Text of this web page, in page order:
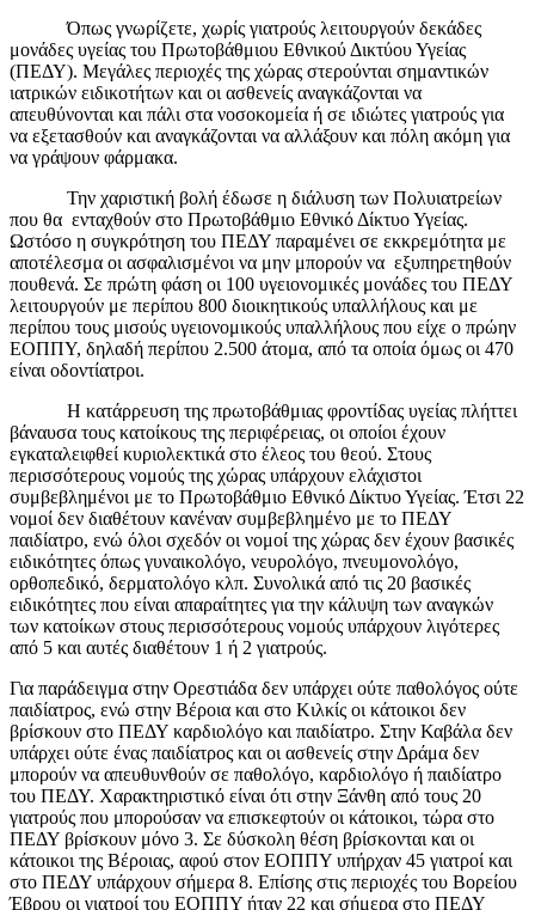
Όπως γνωρίζετε, χωρίς γιατρούς λειτουργούν δεκάδες
μονάδες υγείας του Πρωτοβάθμιου Εθνικού Δικτύου Υγείας
(ΠΕΔΥ). Μεγάλες περιοχές της χώρας στερούνται σημαντικών
ιατρικών ειδικοτήτων και οι ασθενείς αναγκάζονται να
απευθύνονται και πάλι στα νοσοκομεία ή σε ιδιώτες γιατρούς για
να εξετασθούν και αναγκάζονται να αλλάξουν και πόλη ακόμη για
να γράψουν φάρμακα.
Την χαριστική βολή έδωσε η διάλυση των Πολυιατρείων
που θα ενταχθούν στο Πρωτοβάθμιο Εθνικό Δίκτυο Υγείας.
Ωστόσο η συγκρότηση του ΠΕΔΥ παραμένει σε εκκρεμότητα με
αποτέλεσμα οι ασφαλισμένοι να μην μπορούν να εξυπηρετηθούν
πουθενά. Σε πρώτη φάση οι 100 υγειονομικές μονάδες του ΠΕΔΥ
λειτουργούν με περίπου 800 διοικητικούς υπαλλήλους και με
περίπου τους μισούς υγειονομικούς υπαλλήλους που είχε ο πρώην
ΕΟΠΠΥ, δηλαδή περίπου 2.500 άτομα, από τα οποία όμως οι 470
είναι οδοντίατροι.
Η κατάρρευση της πρωτοβάθμιας φροντίδας υγείας πλήττει
βάναυσα τους κατοίκους της περιφέρειας, οι οποίοι έχουν
εγκαταλειφθεί κυριολεκτικά στο έλεος του θεού. Στους
περισσότερους νομούς της χώρας υπάρχουν ελάχιστοι
συμβεβλημένοι με το Πρωτοβάθμιο Εθνικό Δίκτυο Υγείας. Έτσι 22
νομοί δεν διαθέτουν κανέναν συμβεβλημένο με το ΠΕΔΥ
παιδίατρο, ενώ όλοι σχεδόν οι νομοί της χώρας δεν έχουν βασικές
ειδικότητες όπως γυναικολόγο, νευρολόγο, πνευμονολόγο,
ορθοπεδικό, δερματολόγο κλπ. Συνολικά από τις 20 βασικές
ειδικότητες που είναι απαραίτητες για την κάλυψη των αναγκών
των κατοίκων στους περισσότερους νομούς υπάρχουν λιγότερες
από 5 και αυτές διαθέτουν 1 ή 2 γιατρούς.
Για παράδειγμα στην Ορεστιάδα δεν υπάρχει ούτε παθολόγος ούτε
παιδίατρος, ενώ στην Βέροια και στο Κιλκίς οι κάτοικοι δεν
βρίσκουν στο ΠΕΔΥ καρδιολόγο και παιδίατρο. Στην Καβάλα δεν
υπάρχει ούτε ένας παιδίατρος και οι ασθενείς στην Δράμα δεν
μπορούν να απευθυνθούν σε παθολόγο, καρδιολόγο ή παιδίατρο
του ΠΕΔΥ. Χαρακτηριστικό είναι ότι στην Ξάνθη από τους 20
γιατρούς που μπορούσαν να επισκεφτούν οι κάτοικοι, τώρα στο
ΠΕΔΥ βρίσκουν μόνο 3. Σε δύσκολη θέση βρίσκονται και οι
κάτοικοι της Βέροιας, αφού στον ΕΟΠΠΥ υπήρχαν 45 γιατροί και
στο ΠΕΔΥ υπάρχουν σήμερα 8. Επίσης στις περιοχές του Βορείου
Έβρου οι γιατροί του ΕΟΠΠΥ ήταν 22 και σήμερα στο ΠΕΔΥ